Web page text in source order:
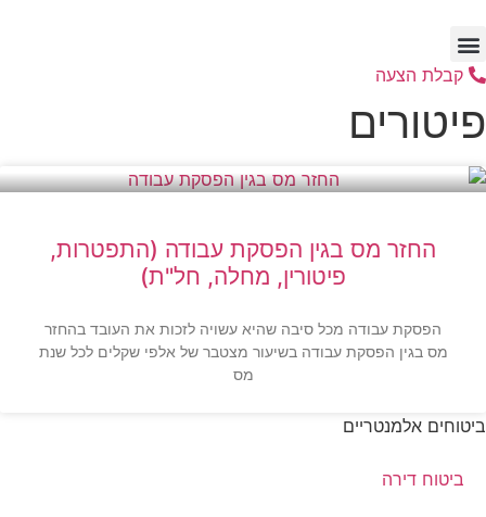
לתוכן
קבלת הצעה
פיטורים
החזר מס בגין הפסקת עבודה (התפטרות,
פיטורין, מחלה, חל"ת)
הפסקת עבודה מכל סיבה שהיא עשויה לזכות את העובד בהחזר
מס בגין הפסקת עבודה בשיעור מצטבר של אלפי שקלים לכל שנת
מס
ביטוחים אלמנטריים
ביטוח דירה